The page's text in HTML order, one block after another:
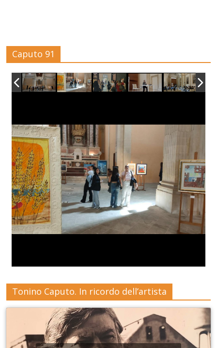
Caputo 91
Tonino Caputo. In ricordo dell’artista